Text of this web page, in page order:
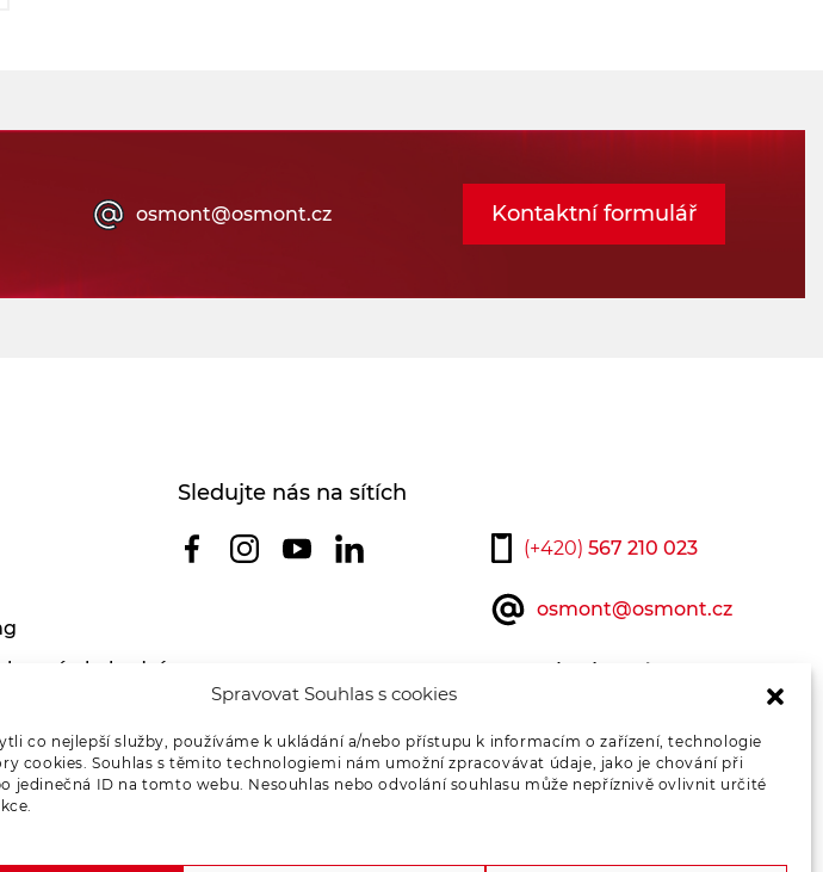
Spravovat Souhlas s cookies
co nejlepší služby, používáme k ukládání a/nebo přístupu k informacím o zařízení, technologie
cookies. Souhlas s těmito technologiemi nám umožní zpracovávat údaje, jako je chování při
jedinečná ID na tomto webu. Nesouhlas nebo odvolání souhlasu může nepříznivě ovlivnit určité
osmont@osmont.cz Kontaktní formulář
obchodní
OSMONT
smlouvy
Sledujte nás na sítích
(+420) 567 210 023
osmont@osmont.cz
Kontaktujte nás